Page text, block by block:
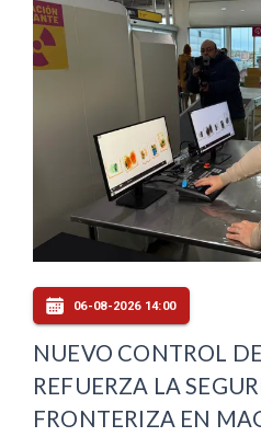
06-08-2026 14:00
NUEVO CONTROL
REFUERZA LA
FRONTERIZA EN